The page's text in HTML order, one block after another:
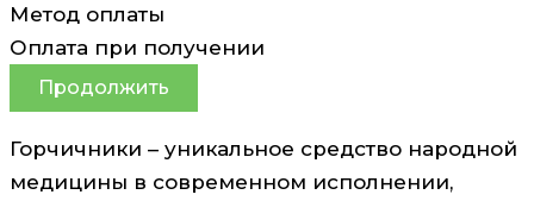
Метод оплаты
Оплата при получении
Продолжить
Горчичники – уникальное средство народной
медицины в современном исполнении,